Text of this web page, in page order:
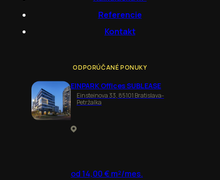
Referencie
Kontakt
ODPORÚČANÉ PONUKY
EINPARK Offices SUBLEASE
Einsteinova 33, 85101 Bratislava-
Petržalka
od 14,00 € m²/mes.